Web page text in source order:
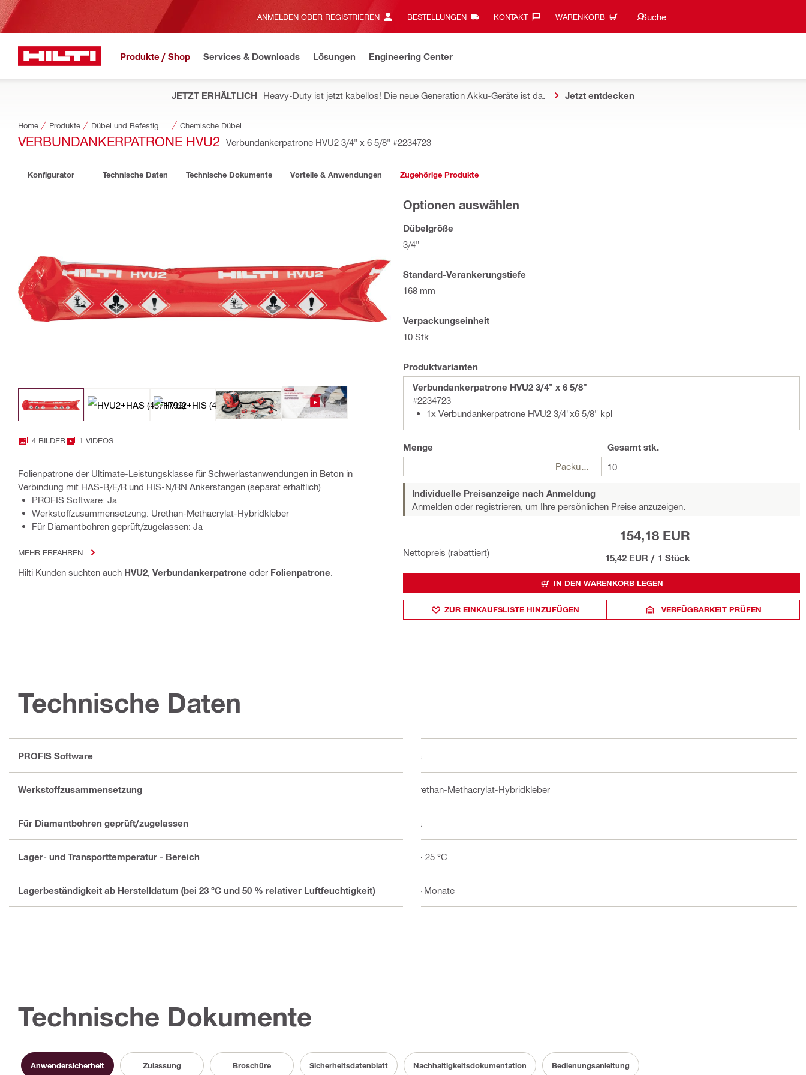
ANMELDEN ODER REGISTRIEREN BESTELLUNGEN KONTAKT‎ WARENKORB Suche
Suchvorschläge
Produkte / Shop Services & Downloads Lösungen Engineering Center
JETZT ERHÄLTLICH Heavy-Duty ist jetzt kabellos! Die neue Generation Akku-Geräte ist da. Jetzt entdecken
Home Produkte Chemische Dübel
VERBUNDANKERPATRONE HVU2 Verbundankerpatrone HVU2 3/4" x 6 5/8" #2234723
Konfigurator Technische Daten Technische Dokumente Vorteile & Anwendungen Zugehörige Produkte
4 BILDER 1 VIDEOS
Folienpatrone der Ultimate-Leistungsklasse für Schwerlastanwendungen in Beton in
Verbindung mit HAS-B/E/R und HIS-N/RN Ankerstangen (separat erhältlich)
PROFIS Software: Ja
Werkstoffzusammensetzung: Urethan-Methacrylat-Hybridkleber
Für Diamantbohren geprüft/zugelassen: Ja
MEHR ERFAHREN
Hilti Kunden suchten auch HVU2 Verbundankerpatrone oder Folienpatrone
Optionen auswählen
Dübelgröße
3/4"
Standard-Verankerungstiefe
168 mm
Verpackungseinheit
10 Stk
Produktvarianten
Verbundankerpatrone HVU2 3/4" x 6 5/8"
#2234723
1x Verbundankerpatrone HVU2 3/4"x6 5/8" kpl
Menge
Gesamt stk.
10
Individuelle Preisanzeige nach Anmeldung
Anmelden oder registrieren, um Ihre persönlichen Preise anzuzeigen.
Nettopreis (rabattiert)
154,18 EUR
15,42 EUR / 1 Stück
IN DEN WARENKORB LEGEN
ZUR EINKAUFSLISTE HINZUFÜGEN VERFÜGBARKEIT PRÜFEN
Technische Daten
PROFIS Software
Werkstoffzusammensetzung Urethan-Methacrylat-Hybridkleber
Für Diamantbohren geprüft/zugelassen
Lager- und Transporttemperatur - Bereich 5 - 25 °C
Lagerbeständigkeit ab Herstelldatum (bei 23 °C und 50 % relativer Luftfeuchtigkeit) 24 Monate
Technische Dokumente
Anwendersicherheit Zulassung Broschüre Sicherheitsdatenblatt Nachhaltigkeitsdokumentation Bedienungsanleitung